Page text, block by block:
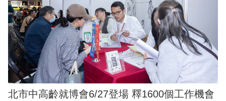
北市中高齡就博會6/27登場 釋1600個工作機會